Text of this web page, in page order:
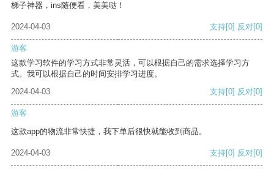
梯子神器，ins随便看，美美哒！
2024-04-03 支持[0] 反对[0]
游客
这款学习软件的学习方式非常灵活，可以根据自己的需求选择学习方
式。我可以根据自己的时间安排学习进度。
2024-04-03
支持[0] 反对[0]
游客
这款app的物流非常快捷，我下单后很快就能收到商品。
2024-04-03 支持[0] 反对[0]